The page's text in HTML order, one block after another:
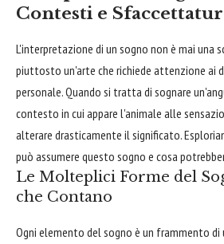
Contesti e
L'interpretazione di un sogno non è mai una
piuttosto un'arte che richiede attenzione ai
personale. Quando si tratta di sognare
contesto in cui appare l'animale alle
alterare drasticamente il significato.
può assumere questo sogno e cosa
Le Molteplici Forme del
che Contano
Ogni elemento del sogno è un frammento di